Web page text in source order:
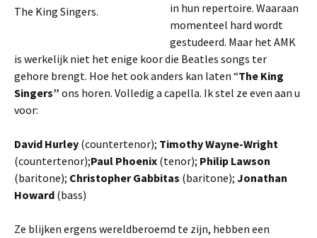
The King Singers.
in hun repertoire. Waaraan
momenteel hard wordt
gestudeerd. Maar het AMK
is werkelijk niet het enige koor die Beatles songs ter
gehore brengt. Hoe het ook anders kan laten “The King
Singers” ons horen. Volledig a capella. Ik stel ze even aan u
voor:
David Hurley (countertenor); Timothy Wayne-Wright
(countertenor);Paul Phoenix (tenor); Philip Lawson
(baritone); Christopher Gabbitas (baritone); Jonathan
Howard (bass)
Ze blijken ergens wereldberoemd te zijn, hebben een